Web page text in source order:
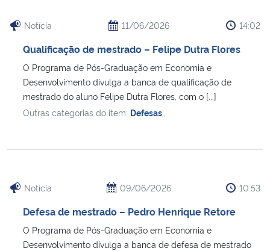
Notícia 11/06/2026 14:02
Qualificação de mestrado – Felipe Dutra Flores
O Programa de Pós-Graduação em Economia e
Desenvolvimento divulga a banca de qualificação de
mestrado do aluno Felipe Dutra Flores, com o [...]
Outras categorias do item: Defesas
Notícia 09/06/2026 10:53
Defesa de mestrado – Pedro Henrique Retore
O Programa de Pós-Graduação em Economia e
Desenvolvimento divulga a banca de defesa de mestrado